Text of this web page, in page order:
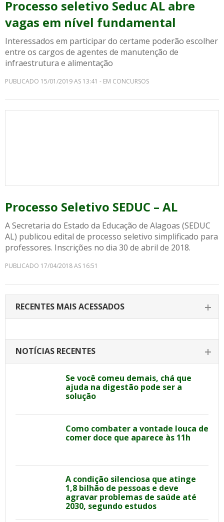
Processo seletivo Seduc AL abre
vagas em nível fundamental
Interessados em participar do certame poderão escolher
entre os cargos de agentes de manutenção de
infraestrutura e alimentação
PUBLICADO 15/01/2019 AS 13:41 - EM CONCURSOS
Processo Seletivo SEDUC – AL
A Secretaria do Estado da Educação de Alagoas (SEDUC
AL) publicou edital de processo seletivo simplificado para
professores. Inscrições no dia 30 de abril de 2018.
PUBLICADO 17/04/2018 AS 16:51
RECENTES MAIS ACESSADOS
NOTÍCIAS RECENTES
Se você comeu demais, chá que
ajuda na digestão pode ser a
solução
Como combater a vontade louca de
comer doce que aparece às 11h
A condição silenciosa que atinge
1,8 bilhão de pessoas e deve
agravar problemas de saúde até
2030, segundo estudos